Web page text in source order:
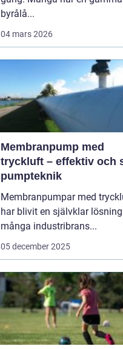
byrålå...
04 mars 2026
Membranpump med
tryckluft – effektiv och
pumpteknik
Membranpumpar med
har blivit en självklar
många industribrans...
05 december 2025